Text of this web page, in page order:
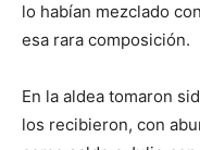
lo habían mezclado
esa rara composición.
En la aldea tomaron
los recibieron, con